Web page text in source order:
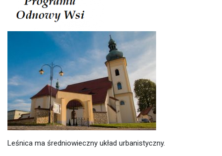
Leśnica ma średniowieczny układ urbanistyczny.